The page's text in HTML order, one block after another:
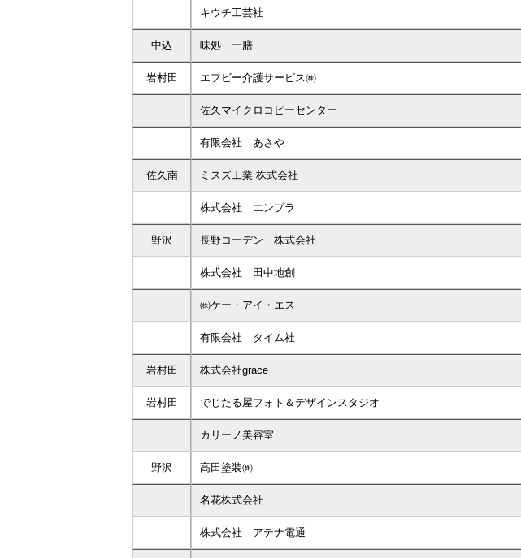
キウチ工芸社
中込 味処 一膳
岩村田 エフビー介護サービス㈱
佐久マイクロコピーセンター
有限会社 あさや
佐久南 ミスズ工業 株式会社
株式会社 エンプラ
野沢 長野コーデン 株式会社
株式会社 田中地創
㈱ケー・アイ・エス
有限会社 タイム社
岩村田 株式会社grace
岩村田 でじたる屋フォト＆デザインスタジオ
カリーノ美容室
野沢 高田塗装㈱
名花株式会社
株式会社 アテナ電通